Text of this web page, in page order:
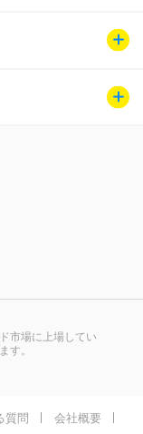
市場に上場してい
す。
質問 会社概要